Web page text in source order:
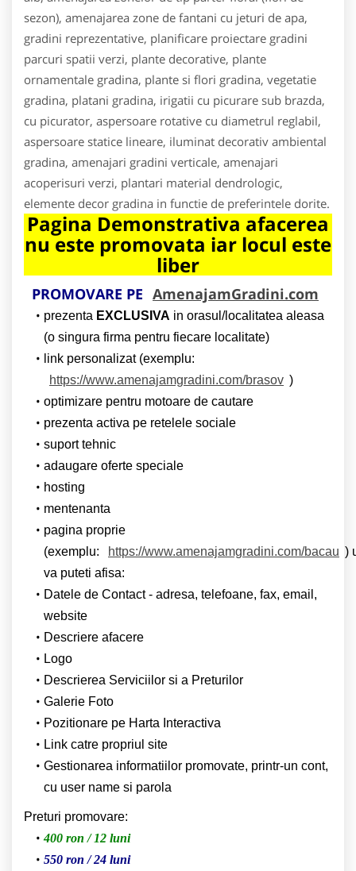
sezon), amenajarea zone de fantani cu jeturi de apa,
gradini reprezentative, planificare proiectare gradini
parcuri spatii verzi, plante decorative, plante
ornamentale gradina, plante si flori gradina, vegetatie
gradina, platani gradina, irigatii cu picurare sub brazda,
cu picurator, aspersoare rotative cu diametrul reglabil,
aspersoare statice lineare, iluminat decorativ ambiental
gradina, amenajari gradini verticale, amenajari
acoperisuri verzi, plantari material dendrologic,
elemente decor gradina in functie de preferintele dorite.
Pagina Demonstrativa afacerea
nu este promovata iar locul este
liber
PROMOVARE PE AmenajamGradini.com
prezenta EXCLUSIVA in orasul/localitatea aleasa
(o singura firma pentru fiecare localitate)
link personalizat (exemplu:
https://www.amenajamgradini.com/brasov )
optimizare pentru motoare de cautare
prezenta activa pe retelele sociale
suport tehnic
adaugare oferte speciale
hosting
mentenanta
pagina proprie
(exemplu:
https://www.amenajamgradini.com/bacau )
va puteti afisa:
Datele de Contact - adresa, telefoane, fax, email,
website
Descriere afacere
Logo
Descrierea Serviciilor si a Preturilor
Galerie Foto
Pozitionare pe Harta Interactiva
Link catre propriul site
Gestionarea informatiilor promovate, printr-un cont,
cu user name si parola
Preturi promovare:
400 ron / 12 luni
550 ron / 24 luni